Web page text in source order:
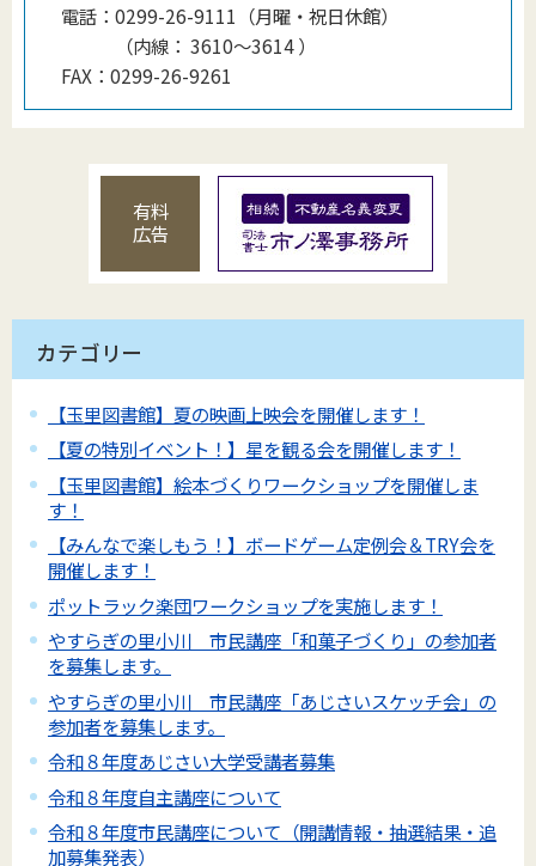
電話： 0299-26-9111（月曜・祝日休館）
（内線 ： 3610〜3614）
FAX： 0299-26-9261
有料
広告
カテゴリー
【玉里図書館】夏の映画上映会を開催します！
【夏の特別イベント！】星を観る会を開催します！
【玉里図書館】絵本づくりワークショップを開催しま
す！
【みんなで楽しもう！】ボードゲーム定例会＆TRY会を
開催します！
ポットラック楽団ワークショップを実施します！
やすらぎの里小川 市民講座「和菓子づくり」の参加者
を募集します。
やすらぎの里小川 市民講座「あじさいスケッチ会」の
参加者を募集します。
令和８年度あじさい大学受講者募集
令和８年度自主講座について
令和８年度市民講座について（開講情報・抽選結果・追
加募集発表）